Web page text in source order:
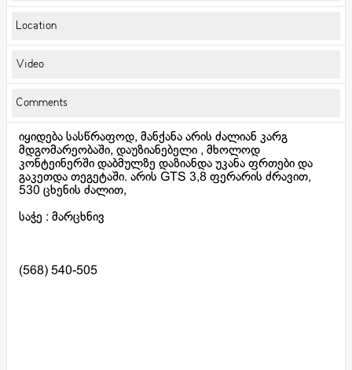
Location
Video
Comments
იყიდება სასწრაფოდ, მანქანა არის ძალიან კარგ
მდგომარეობაში, დაუზიანებელი , მხოლოდ
კონტეინერში დაბმულზე დაზიანდა უკანა ფრთები და
გაკეთდა თეგეტაში. არის GTS 3,8 ფერარის ძრავით,
530 ცხენის ძალით,
საჭე : მარცხნივ
(568) 540-505